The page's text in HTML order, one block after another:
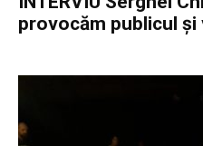
provocăm publicul și